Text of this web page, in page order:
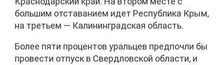
большим отставанием идет Республика Крым,
на третьем — Калининградская область.
Более пяти процентов уральцев предпочли бы
провести отпуск в Свердловской области, и